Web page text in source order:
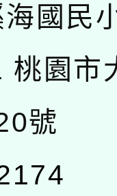
國民
桃園市
號